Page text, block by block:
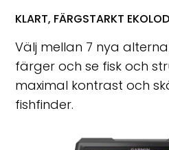
KLART, FÄRGSTARKT EKOLOD
Välj mellan 7 nya
färger och se fisk och
maximal kontrast och
fishfinder.